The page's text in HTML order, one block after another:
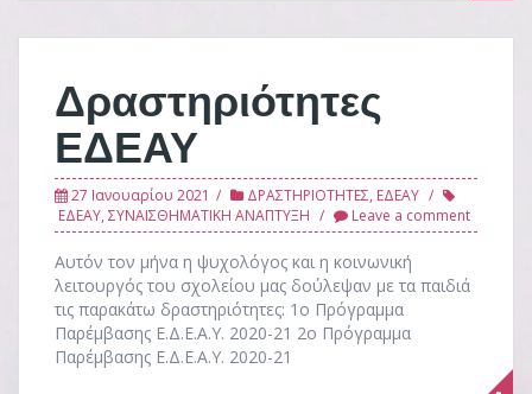
Δραστηριότητες
ΕΔΕΑΥ
27 Ιανουαρίου 2021 ΔΡΑΣΤΗΡΙΟΤΗΤΕΣ, ΕΔΕΑΥ
ΕΔΕΑΥ, ΣΥΝΑΙΣΘΗΜΑΤΙΚΗ ΑΝΑΠΤΥΞΗ Leave a comment
Αυτόν τον μήνα η ψυχολόγος και η κοινωνική
λειτουργός του σχολείου μας δούλεψαν με τα παιδιά
τις παρακάτω δραστηριότητες: 1ο Πρόγραμμα
Παρέμβασης Ε.Δ.Ε.Α.Υ. 2020-21 2ο Πρόγραμμα
Παρέμβασης Ε.Δ.Ε.Α.Υ. 2020-21